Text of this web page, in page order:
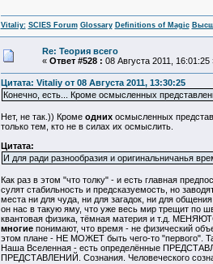
Vitaliy: SCIES Forum Glossary Definitions of Magic
Re: Теория всего
« Ответ #528 : 08 Августа 2011, 16:01:25
Цитата: Vitaliy от 08 Августа 2011, 13:30:25
Конечно, есть... Кроме осмысленных
Нет, не так.)) Кроме однихосмысленных
только тем, кто не в силах их осмыслить.
Цитата:
И для ради разнообразия и оригинальничанья
Как раз в этом "что толку" - и есть главная
сулят стабильность и предсказуемость, но
места ни для чуда, ни для загадок, ни для
он нас в такую яму, что уже весь мир трещит по
квантовая физика, тёмная материя и т.д.
многиепонимают, что время - не физический
этом плане - НЕ МОЖЕТ быть чего-то "первого".
Наша Вселенная - есть определённые
ПРЕДСТАВЛЕНИЙ. Сознания. Человеческого